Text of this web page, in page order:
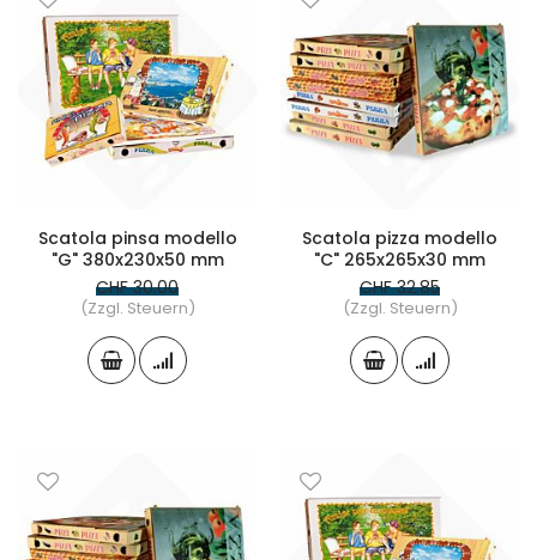
Scatola pinsa modello
"G" 380x230x50 mm
CHF 30.00
(Zzgl. Steuern)
Scatola pizza modello
"C" 265x265x30 mm
CHF 32.85
(Zzgl. Steuern)